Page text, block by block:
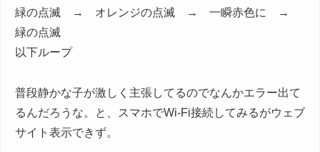
緑の点滅 → オレンジの点滅 → 一瞬赤色に →
緑の点滅
以下ループ
普段静かな子が激しく主張してるのでなんかエラー出て
るんだろうな。と、スマホでWi-Fi接続してみるがウェブ
サイト表示できず。